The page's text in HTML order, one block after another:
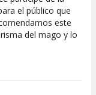
el público que
este
del mago y lo